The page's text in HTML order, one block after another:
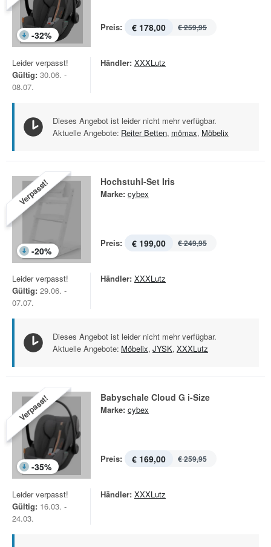
-32%
Preis: € 178,00 € 259,95
Leider verpasst!
Gültig: 30.06. -
08.07.
Händler: XXXLutz
Dieses Angebot ist leider nicht mehr verfügbar.
Aktuelle Angebote: Reiter Betten, mömax, Möbelix
Verpasst!
-20%
Hochstuhl-Set Iris
Marke: cybex
Preis: € 199,00 € 249,95
Leider verpasst!
Gültig: 29.06. -
07.07.
Händler: XXXLutz
Dieses Angebot ist leider nicht mehr verfügbar.
Aktuelle Angebote: Möbelix, JYSK, XXXLutz
Verpasst!
-35%
Babyschale Cloud G i-Size
Marke: cybex
Preis: € 169,00 € 259,95
Leider verpasst!
Gültig: 16.03. -
24.03.
Händler: XXXLutz